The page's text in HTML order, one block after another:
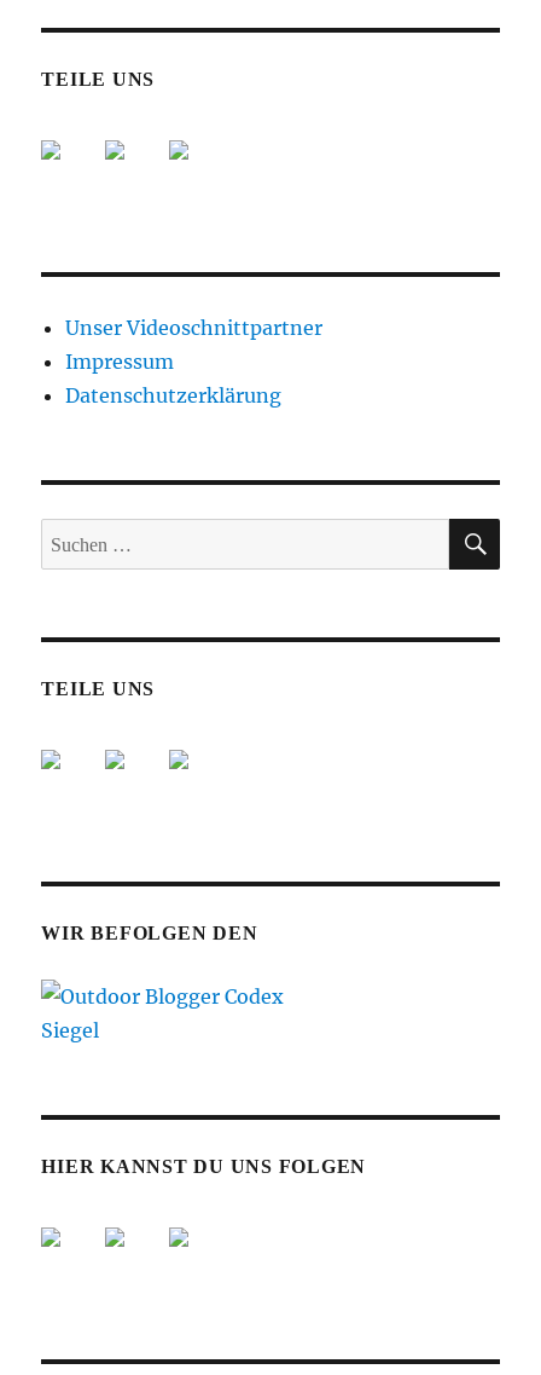
TEILE UNS
Unser Videoschnittpartner
Impressum
Datenschutzerklärung
Suche
nach:
TEILE UNS
WIR BEFOLGEN DEN
HIER KANNST DU UNS FOLGEN